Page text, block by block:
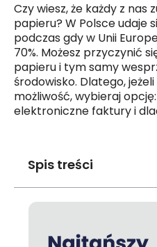
Czy wiesz, że każdy z nas
papieru? W Polsce udaje
podczas gdy w Unii
70%. Możesz przyczynić
papieru i tym samy
środowisko. Dlatego,
możliwość, wybieraj
elektroniczne faktury i
Spis treści